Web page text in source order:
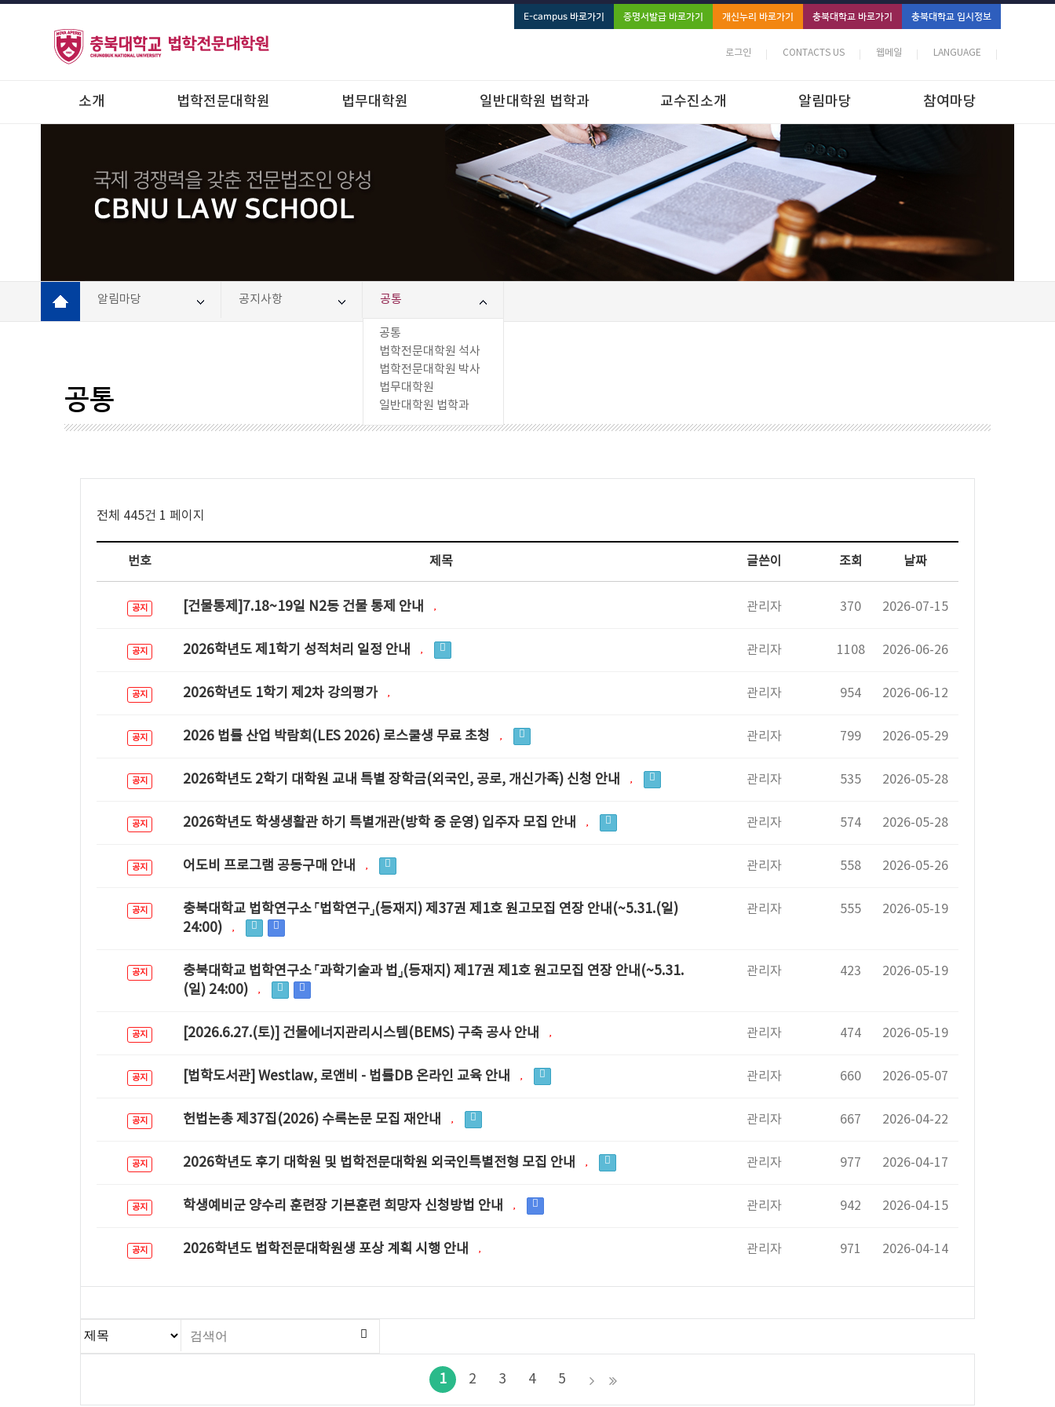
E-campus 바로가기 증명서발급 바로가기 개신누리 바로가기 충북대학교 바로가기 충북대학교 입시정보
로그인 CONTACTS US 웹메일 LANGUAGE
소개 법학전문대학원 법무대학원 일반대학원 법학과 교수진소개 알림마당 참여마당
알림마당 공지사항 공통
공통
법학전문대학원 석사
법학전문대학원 박사
법무대학원
일반대학원 법학과
공통
전체 445건 1 페이지
번호 제목 글쓴이 조회 날짜
공지 [건물통제]7.18~19일 N2동 건물 통제 안내 관리자 370 2026-07-15
공지 2026학년도 제1학기 성적처리 일정 안내 관리자 1108 2026-06-26
공지 2026학년도 1학기 제2차 강의평가 관리자 954 2026-06-12
공지 2026 법률 산업 박람회(LES 2026) 로스쿨생 무료 초청 관리자 799 2026-05-29
공지 2026학년도 2학기 대학원 교내 특별 장학금(외국인, 공로, 개신가족) 신청 안내 관리자 535 2026-05-28
공지 2026학년도 학생생활관 하기 특별개관(방학 중 운영) 입주자 모집 안내 관리자 574 2026-05-28
공지 어도비 프로그램 공동구매 안내 관리자 558 2026-05-26
공지
충북대학교 법학연구소 「법학연구」(등재지) 제37권 제1호 원고모집 연장 안내(~5.31.(일)
24:00)
관리자 555 2026-05-19
공지
충북대학교 법학연구소 「과학기술과 법」(등재지) 제17권 제1호 원고모집 연장 안내(~5.31.
(일) 24:00)
관리자 423 2026-05-19
공지 [2026.6.27.(토)] 건물에너지관리시스템(BEMS) 구축 공사 안내 관리자 474 2026-05-19
공지 [법학도서관] Westlaw, 로앤비 - 법률DB 온라인 교육 안내 관리자 660 2026-05-07
공지 헌법논총 제37집(2026) 수록논문 모집 재안내 관리자 667 2026-04-22
공지 2026학년도 후기 대학원 및 법학전문대학원 외국인특별전형 모집 안내 관리자 977 2026-04-17
공지 학생예비군 양수리 훈련장 기본훈련 희망자 신청방법 안내 관리자 942 2026-04-15
공지 2026학년도 법학전문대학원생 포상 계획 시행 안내 관리자 971 2026-04-14
1 2 3 4 5